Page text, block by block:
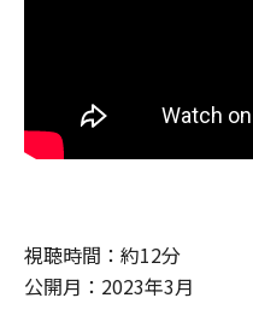
視聴時間：約12分
公開月：2023年3月